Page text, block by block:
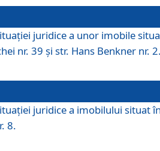
juridice a unor imobile
nr. 39 și str. Hans Benkner nr.
juridice a imobilului situat
8.